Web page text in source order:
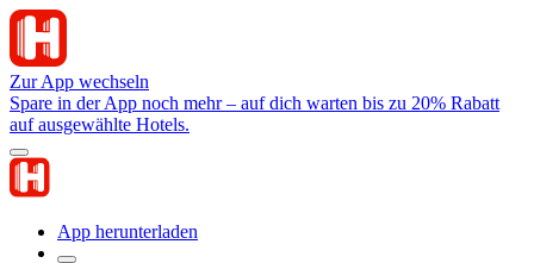
Zur App wechseln
Spare in der App noch mehr – auf dich warten bis zu 20% Rabatt
auf ausgewählte Hotels.
App herunterladen